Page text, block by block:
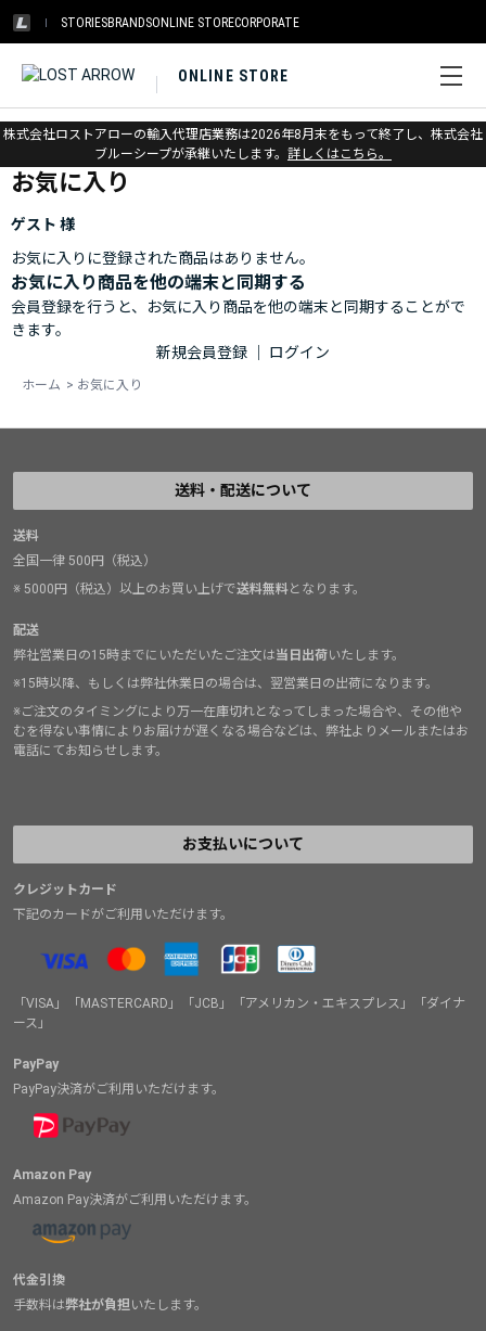
STORIESBRANDSONLINE STORECORPORATE
ONLINE STORE
株式会社ロストアローの輸入代理店業務は2026年8月末をもって終了し、株式会社
ブルーシープが承継いたします。 詳しくはこちら。
ホーム > お気に入り
お気に入り
ゲスト 様
お気に入りに登録された商品はありません。
お気に入り商品を他の端末と同期する
会員登録を行うと、お気に入り商品を他の端末と同期することがで
きます。
新規会員登録
ログイン
ホーム > お気に入り
送料・配送について
送料
全国一律 500円（税込）
※ 5000円（税込）以上のお買い上げで送料無料となります。
配送
弊社営業日の15時までにいただいたご注文は当日出荷いたします。
※15時以降、もしくは弊社休業日の場合は、翌営業日の出荷になります。
※ご注文のタイミングにより万一在庫切れとなってしまった場合や、その他や
むを得ない事情によりお届けが遅くなる場合などは、弊社よりメールまたはお
電話にてお知らせします。
お支払いについて
クレジットカード
下記のカードがご利用いただけます。
「VISA」「MASTERCARD」「JCB」「アメリカン・エキスプレス」「ダイナ
ース」
PayPay
PayPay決済がご利用いただけます。
Amazon Pay
Amazon Pay決済がご利用いただけます。
代金引換
手数料は弊社が負担いたします。